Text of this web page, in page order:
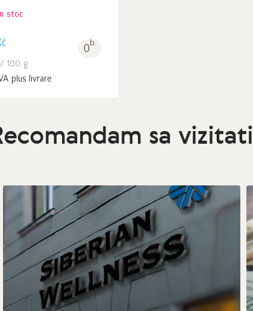
stoc
0b.
100 g
plus livrare
sa vizitati